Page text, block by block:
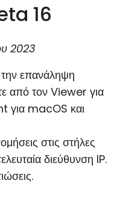
16
2023
επανάληψη
από τον Viewer για
για macOS και
στις στήλες
διεύθυνση IP.